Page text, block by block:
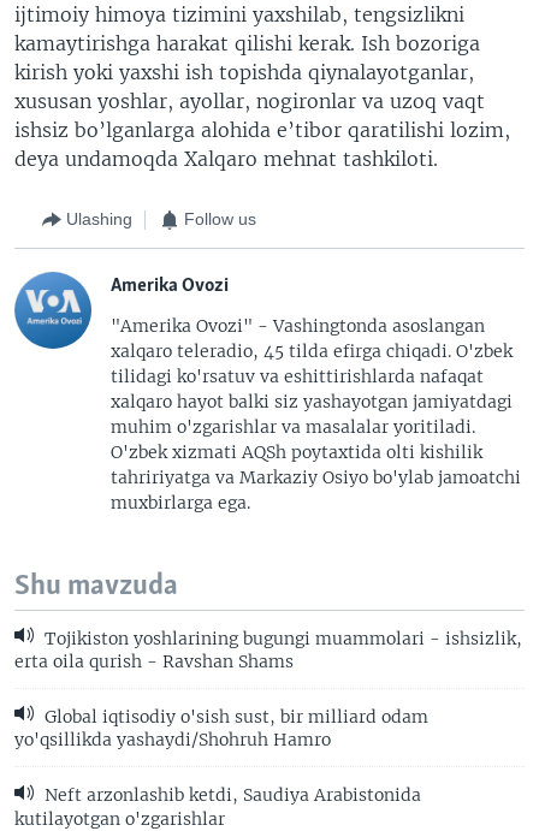
ijtimoiy himoya tizimini yaxshilab, tengsizlikni
kamaytirishga harakat qilishi kerak. Ish bozoriga
kirish yoki yaxshi ish topishda qiynalayotganlar,
xususan yoshlar, ayollar, nogironlar va uzoq vaqt
ishsiz bo’lganlarga alohida e’tibor qaratilishi lozim,
deya undamoqda Xalqaro mehnat tashkiloti.
Ulashing Follow us
Amerika Ovozi
"Amerika Ovozi" - Vashingtonda asoslangan
xalqaro teleradio, 45 tilda efirga chiqadi. O'zbek
tilidagi ko'rsatuv va eshittirishlarda nafaqat
xalqaro hayot balki siz yashayotgan jamiyatdagi
muhim o'zgarishlar va masalalar yoritiladi.
O'zbek xizmati AQSh poytaxtida olti kishilik
tahririyatga va Markaziy Osiyo bo'ylab jamoatchi
muxbirlarga ega.
Shu mavzuda
Tojikiston yoshlarining bugungi muammolari - ishsizlik,
erta oila qurish - Ravshan Shams
Global iqtisodiy o'sish sust, bir milliard odam
yo'qsillikda yashaydi/Shohruh Hamro
Neft arzonlashib ketdi, Saudiya Arabistonida
kutilayotgan o'zgarishlar